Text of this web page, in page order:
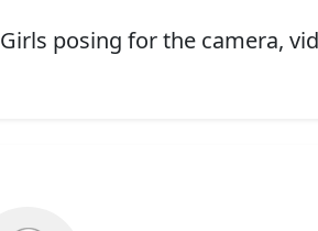
Girls posing for the camera,